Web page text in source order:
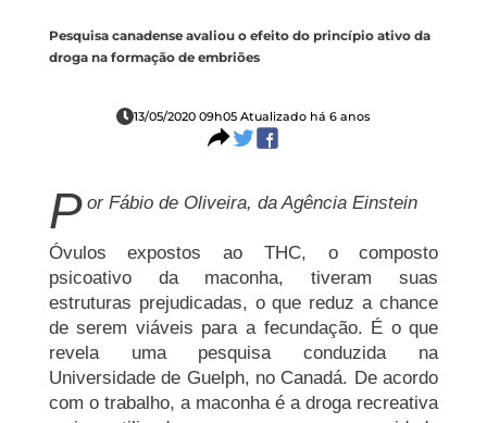
Pesquisa canadense avaliou o efeito do princípio ativo da
droga na formação de embriões
13/05/2020 09h05 Atualizado há 6 anos
P or Fábio de Oliveira, da Agência Einstein
Óvulos expostos ao THC, o composto
psicoativo da maconha, tiveram suas
estruturas prejudicadas, o que reduz a chance
de serem viáveis para a fecundação. É o que
revela uma pesquisa conduzida na
Universidade de Guelph, no Canadá. De acordo
com o trabalho, a maconha é a droga recreativa